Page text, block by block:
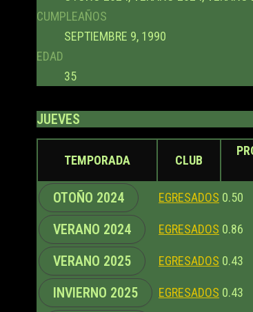
CUMPLEAÑOS
SEPTIEMBRE 9, 1990
EDAD
35
JUEVES
TEMPORADA CLUB
OTOÑO 2024 EGRESADOS 0.50
VERANO 2024 EGRESADOS 0.86
VERANO 2025 EGRESADOS 0.43
INVIERNO 2025 EGRESADOS 0.43